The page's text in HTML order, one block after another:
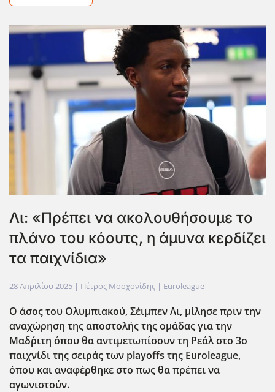
Λι: «Πρέπει να ακολουθήσουμε το
πλάνο του κόουτς, η άμυνα κερδίζει
τα παιχνίδια»
28 Απριλίου 2025 | Πέτρος Μοσχονίδης | Euroleague
Ο άσος του Ολυμπιακού, Σέιμπεν Λι, μίλησε πριν την
αναχώρηση της αποστολής της ομάδας για την
Μαδ΄ριτη όπου θα αντιμετωπίσουν τη Ρεάλ στο 3ο
παιχνίδι της σειράς των playoffs της Euroleague,
όπου και αναφέρθηκε στο πως θα πρέπει να
αγωνιστούν.